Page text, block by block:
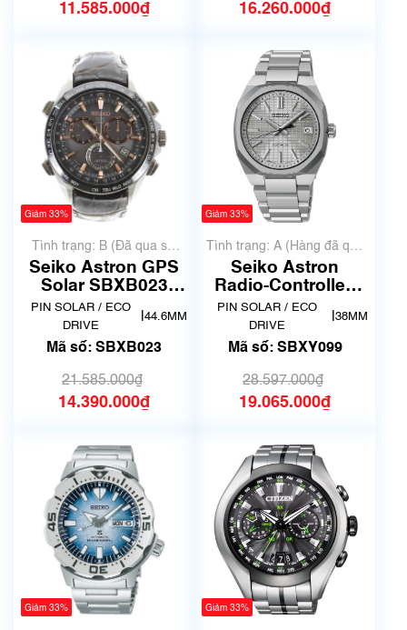
11.585.000₫ 16.260.000₫
Giảm 33%
Tình trạng: B (Đã qua sử
dụng, hàng đẹp, có chút
xước dăm)
Seiko Astron GPS
Solar SBXB023
(8X82-0AB0)
PIN SOLAR / ECO
DRIVE
44.6MM
Mã số: SBXB023
21.585.000₫
14.390.000₫
Giảm 33%
Tình trạng: A (Hàng đã qua
sử dụng nhưng rất đẹp,
không có xước)
Seiko Astron
Radio-Controlled
Solar Titanium
SBXY099
PIN SOLAR / ECO
DRIVE
38MM
Mã số: SBXY099
28.597.000₫
19.065.000₫
Giảm 33% Giảm 33%